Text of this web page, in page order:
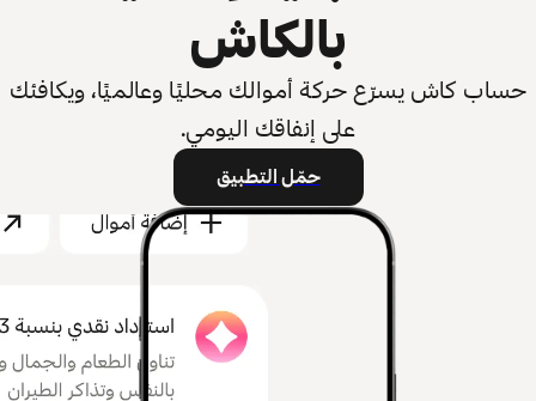
بالكاش
حساب كاش يسرّع حركة أموالك محليًا وعالميًا، ويكافئك
على إنفاقك اليومي.
حمّل التطبيق